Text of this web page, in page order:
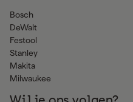
Bosch
DeWalt
Festool
Stanley
Makita
Milwaukee